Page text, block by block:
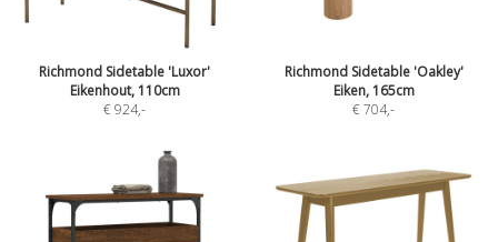
Richmond Sidetable 'Luxor'
Eikenhout, 110cm
€ 924,-
Richmond Sidetable 'Oakley'
Eiken, 165cm
€ 704,-